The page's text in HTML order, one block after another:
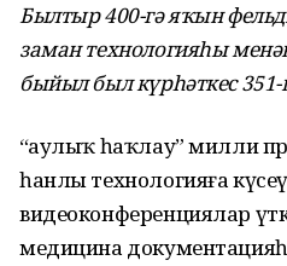
Былтыр 400-гә яҡын
заман технологияһы
быйыл был күрһәткес 351-
“Һаулыҡ һаҡлау” милли
һанлы технологияға
видеоконференциялар
медицина